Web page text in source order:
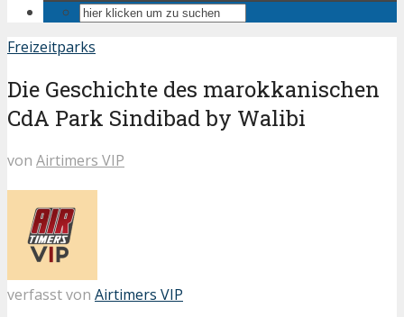
Freizeitparks
Die Geschichte des marokkanischen
CdA Park Sindibad by Walibi
von Airtimers VIP
verfasst von Airtimers VIP